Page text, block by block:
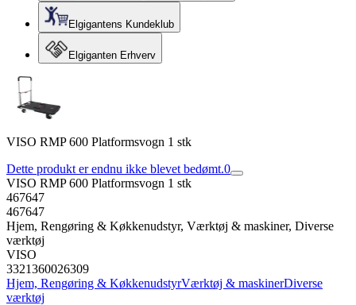
Elgigantens Kundeklub
Elgiganten Erhverv
VISO RMP 600 Platformsvogn 1 stk
Dette produkt er endnu ikke blevet bedømt.0
VISO RMP 600 Platformsvogn 1 stk
467647
467647
Hjem, Rengøring & Køkkenudstyr, Værktøj & maskiner, Diverse
værktøj
VISO
3321360026309
Hjem, Rengøring & KøkkenudstyrVærktøj & maskinerDiverse
værktøj